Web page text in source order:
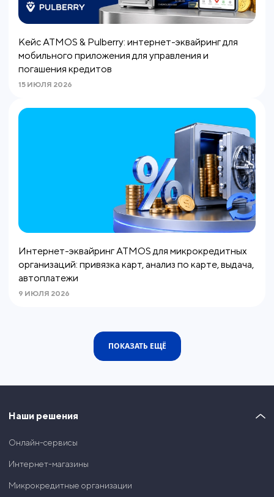
Кейс ATMOS & Pulberry: интернет-эквайринг для
мобильного приложения для управления и
погашения кредитов
15 ИЮЛЯ 2026
Интернет-эквайринг ATMOS для микрокредитных
организаций: привязка карт, анализ по карте, выдача,
автоплатежи
9 ИЮЛЯ 2026
ПОКАЗАТЬ ЕЩЁ
Наши решения
Онлайн-сервисы
Интернет-магазины
Микрокредитные организации